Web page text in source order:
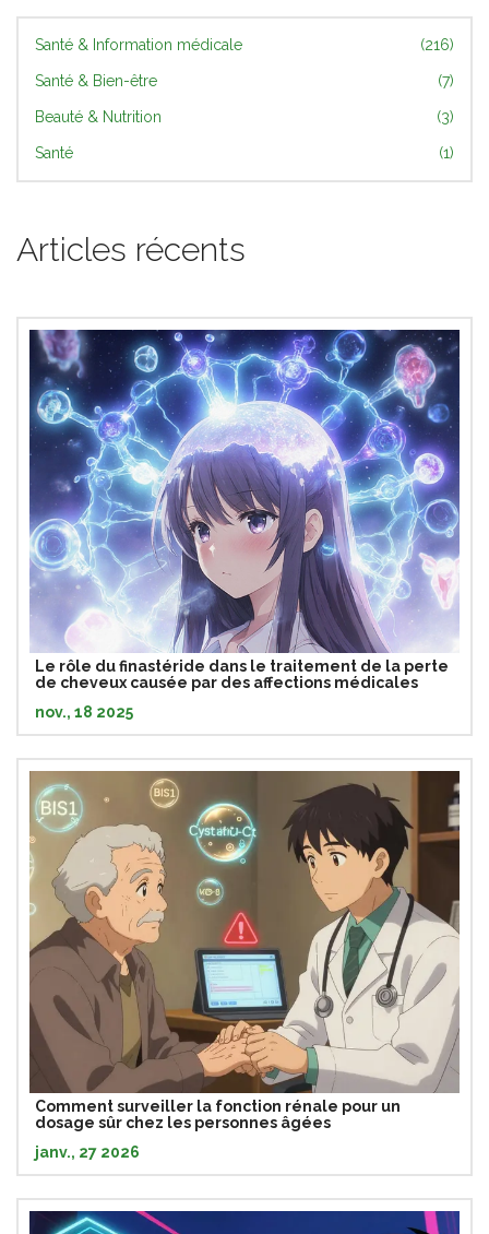
Santé & Information médicale (216)
Santé & Bien-être (7)
Beauté & Nutrition (3)
Santé (1)
Articles récents
Le rôle du finastéride dans le traitement de la perte
de cheveux causée par des affections médicales
nov., 18 2025
Comment surveiller la fonction rénale pour un
dosage sûr chez les personnes âgées
janv., 27 2026